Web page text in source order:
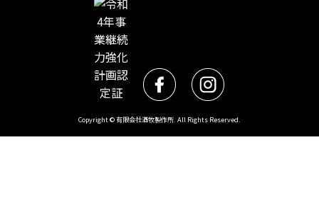
Copyright © 有限会社酒牧製作所. All Rights Reserved.